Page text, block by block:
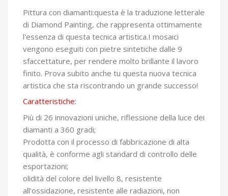
Pittura con diamanti:questa è la traduzione letterale
di Diamond Painting, che rappresenta ottimamente
l'essenza di questa tecnica artistica.I mosaici
vengono eseguiti con pietre sintetiche dalle 9
sfaccettature, per rendere molto brillante il lavoro
finito. Prova subito anche tu questa nuova tecnica
artistica che sta riscontrando un grande successo!
Caratteristiche:
Più di 26 innovazioni uniche, riflessione della luce dei
diamanti a 360 gradi;
Prodotta con il processo di fabbricazione di alta
qualità, è conforme agli standard di controllo delle
esportazioni;
olidità del colore del livello 8, resistente
all'ossidazione, resistente alle radiazioni, non